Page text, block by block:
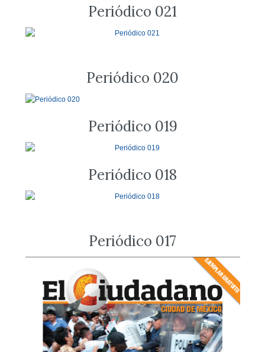
Periódico 021
Periódico 020
Periódico 019
Periódico 018
Periódico 017